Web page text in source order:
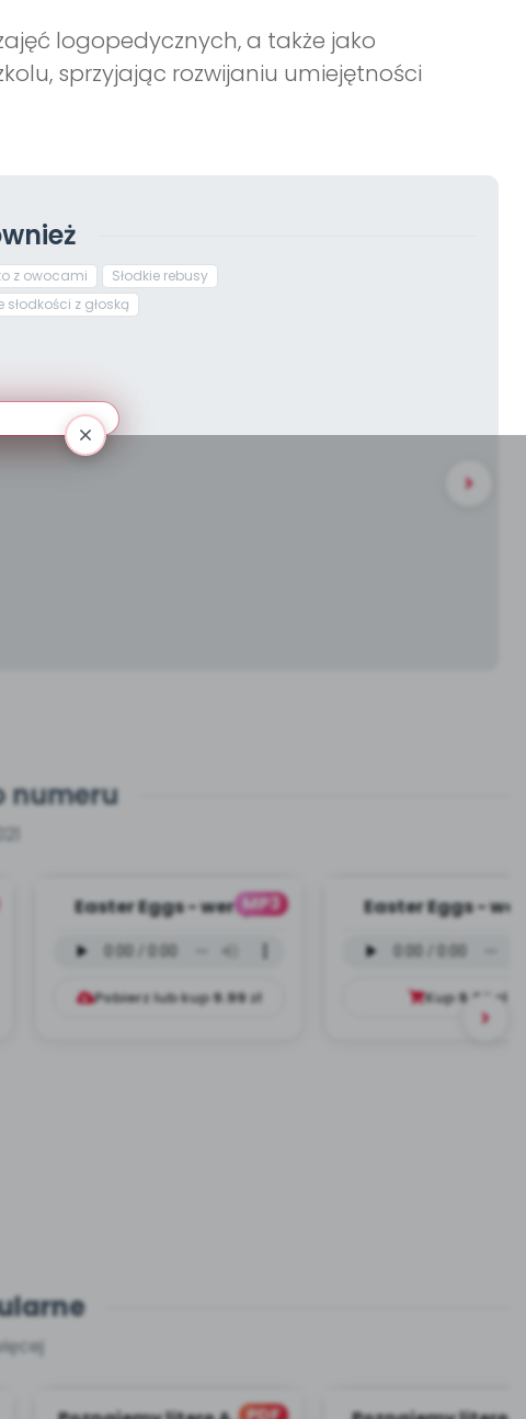
logopedycznych, a także jako
sprzyjając rozwijaniu umiejętności
z owocami
Słodkie rebusy
słodkości z głoską
numeru
MP3
Easter Eggs - wersja
mp3)
Pobierz lub kup9.99zł
Easter Eggs -
Kup9.99 zł